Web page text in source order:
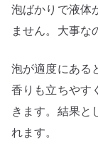
泡ばかりで液体
ません。大事な
泡が適度にある
香りも立ちやす
きます。結果と
れます。